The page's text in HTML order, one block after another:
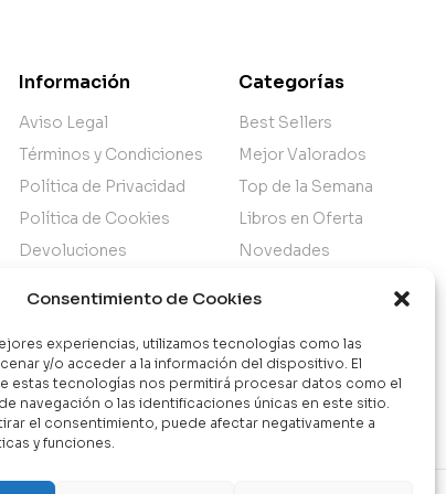
Consentimiento de Cookies
experiencias, utilizamos tecnologías como las
y/o acceder a la información del dispositivo. El
estas tecnologías nos permitirá procesar datos como el
navegación o las identificaciones únicas en este sitio.
el consentimiento, puede afectar negativamente a
y funciones.
Información
Aviso Legal
Términos y Condiciones
Política de Privacidad
Política de Cookies
Devoluciones
Categorías
Best Sellers
Mejor Valorados
Top de la Semana
Libros en Oferta
Novedades